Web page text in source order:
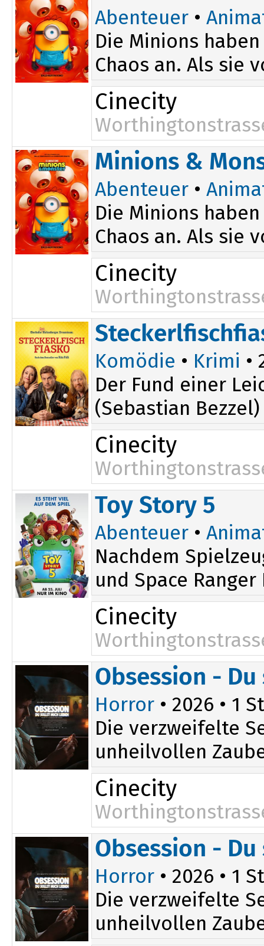
Abenteuer •
Die Minions
Chaos an. Als sie
Cinecity
Minions &
Abenteuer •
Die Minions
Chaos an. Als sie
Cinecity
Komödie • Krimi •
Der Fund einer
(Sebastian
Cinecity
14:00
16:00
18:00
20:45
Toy Story 5
Abenteuer •
Nachdem
und Space
Cinecity
Obsession -
Horror • 2026 • 1
Die verzweifelte
unheilvollen
Cinecity
Obsession -
Horror • 2026 • 1
Die verzweifelte
unheilvollen